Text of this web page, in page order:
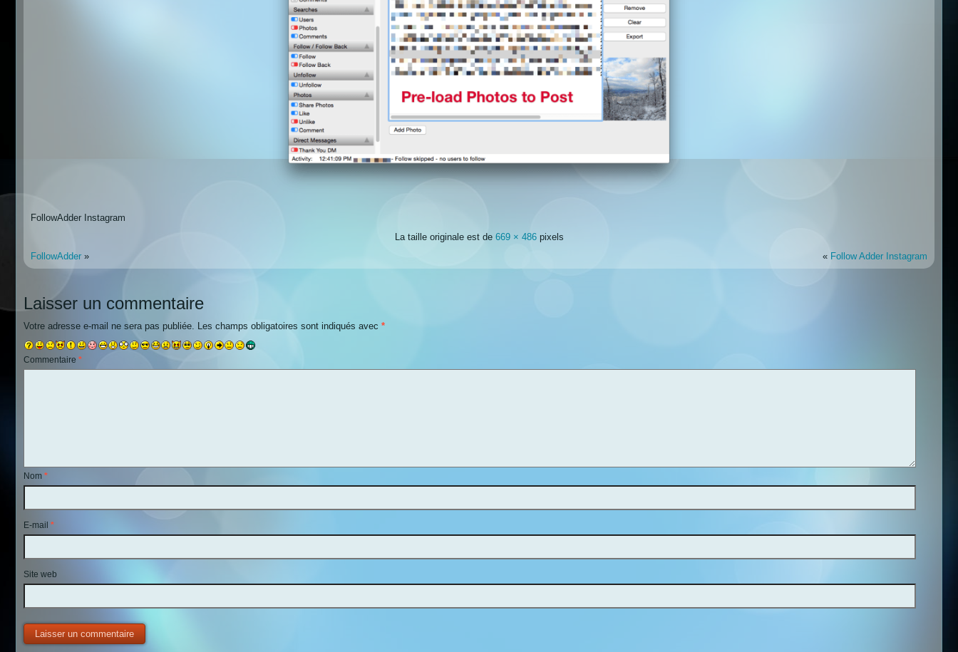
FollowAdder Instagram
La taille originale est de 669 × 486pixels
FollowAdder » « Follow Adder Instagram
Laisser un commentaire
Votre adresse e-mail ne sera pas publiée. Les champs obligatoires sont indiqués avec *
Commentaire *
Nom *
E-mail *
Site web